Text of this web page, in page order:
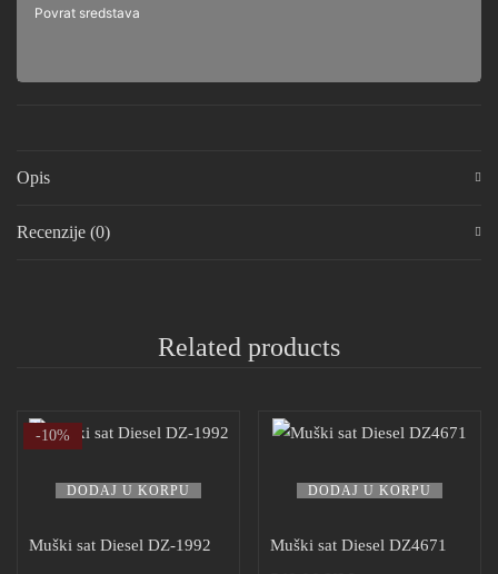
Povrat sredstava
Opis
Recenzije (0)
Related products
DODAJ U KORPU
-10%
Muški sat Diesel DZ-1992
DODAJ U KORPU
Muški sat Diesel DZ4671